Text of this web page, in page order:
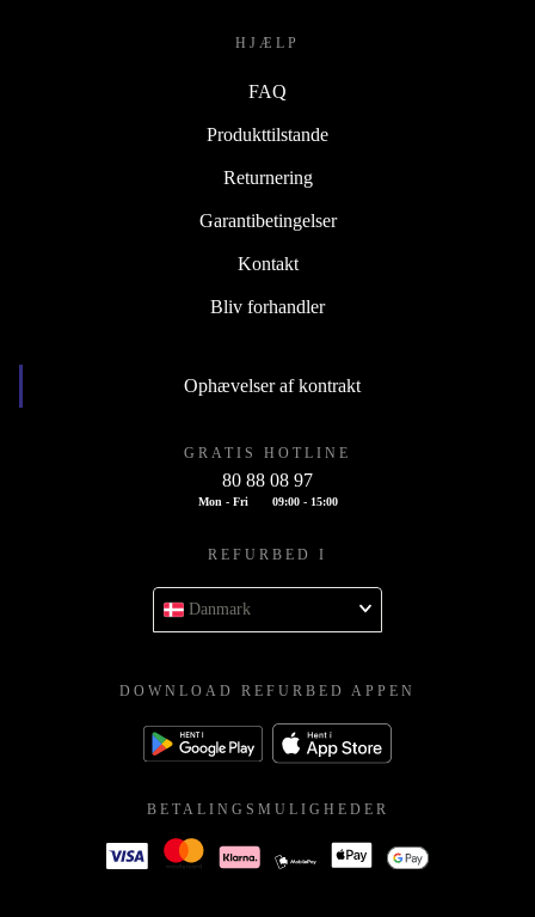
HJÆLP
FAQ
Produkttilstande
Returnering
Garantibetingelser
Kontakt
Bliv forhandler
Ophævelser af kontrakt
GRATIS HOTLINE
80 88 08 97
Mon - Fri 09:00 - 15:00
REFURBED I
Danmark
DOWNLOAD REFURBED APPEN
BETALINGSMULIGHEDER